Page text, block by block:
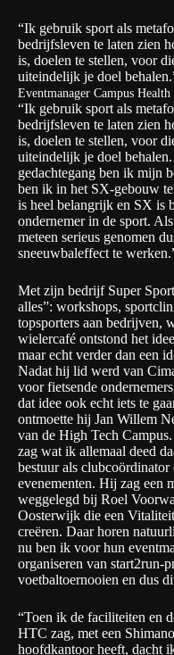
“Ik gebruik sport als
bedrijfsleven te laten zien
is, doelen te stellen, voor
uiteindelijk je doel
Eventmanager Campus
“Ik gebruik sport als
bedrijfsleven te laten zien
is, doelen te stellen, voor
uiteindelijk je doel
gedachtegang ben ik mijn
ben ik in het SX-gebouw
is heel belangrijk en SX is
ondernemer in de sport.
meteen serieus genomen
sneeuwbaleffect te
Met zijn bedrijf Super
alles”: workshops,
topsporters aan bedrijven,
wielercafé ontstond het
maar echt verder dan een
Nadat hij lid werd van
voor fietsende
dat idee ook echt iets te
ontmoette hij Jan Willem
van de High Tech
zag wat ik allemaal deed
bestuur als clubcoördinator
evenementen. Hij zag een
weggelegd bij Roel
Oosterwijk die een
creëren. Daar horen
nu ben ik voor hun
organiseren van start2run-
voetbaltoernooien en dus
“Toen ik de faciliteiten en
HTC zag, met een
hoofdkantoor heeft, dacht